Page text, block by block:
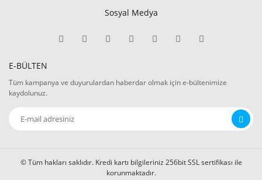
Sosyal Medya
E-BÜLTEN
Tüm kampanya ve duyurulardan haberdar olmak için e-bültenimize
kaydolunuz.
© Tüm hakları saklıdır. Kredi kartı bilgileriniz 256bit SSL sertifikası ile
korunmaktadır.